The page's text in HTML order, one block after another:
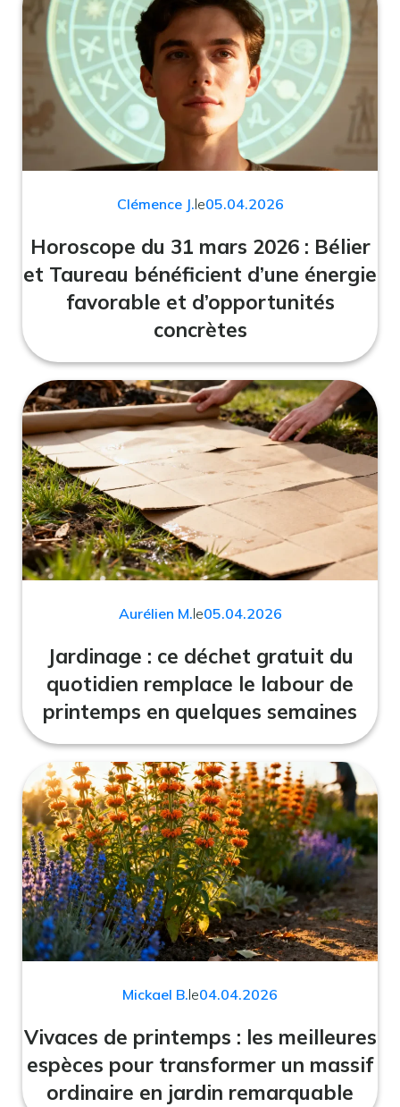
Clémence J.le05.04.2026
Horoscope du 31 mars 2026 : Bélier
et Taureau bénéficient d’une énergie
favorable et d’opportunités
concrètes
Aurélien M.le05.04.2026
Jardinage : ce déchet gratuit du
quotidien remplace le labour de
printemps en quelques semaines
Mickael B.le04.04.2026
Vivaces de printemps : les meilleures
espèces pour transformer un massif
ordinaire en jardin remarquable